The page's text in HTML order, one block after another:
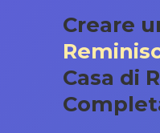
Creare
Casa di